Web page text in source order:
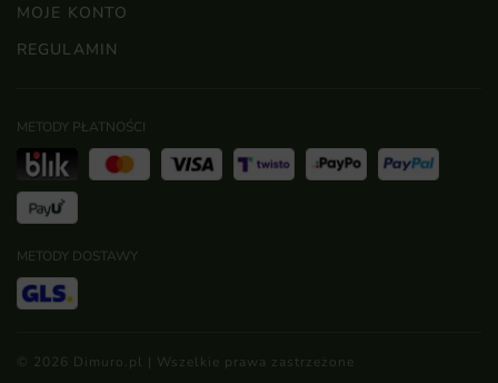
MOJE KONTO
REGULAMIN
METODY PŁATNOŚCI
METODY DOSTAWY
© 2026 Dimuro.pl | Wszelkie prawa zastrzeżone